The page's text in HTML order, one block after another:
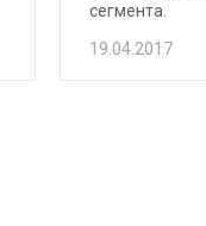
сегмента.
19.04.2017